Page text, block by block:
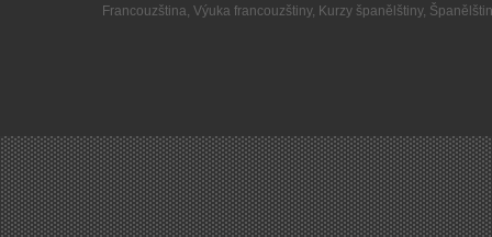
Francouzština,Výuka francouzštiny, Kurzy španělštiny,